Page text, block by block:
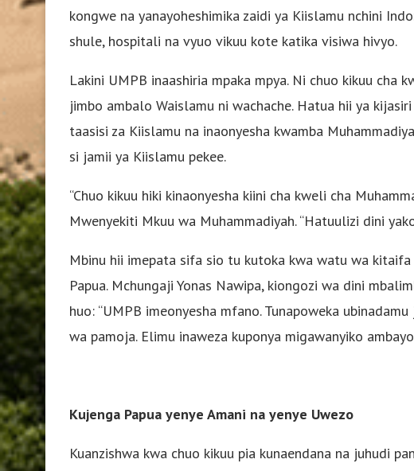
kongwe na yanayoheshimika zaidi ya Kiislamu nchini
shule, hospitali na vyuo vikuu kote katika visiwa hivyo.
Lakini UMPB inaashiria mpaka mpya. Ni chuo kikuu cha
jimbo ambalo Waislamu ni wachache. Hatua hii ya
taasisi za Kiislamu na inaonyesha kwamba
si jamii ya Kiislamu pekee.
“Chuo kikuu hiki kinaonyesha kiini cha kweli cha
Mwenyekiti Mkuu wa Muhammadiyah. “Hatuulizi dini
Mbinu hii imepata sifa sio tu kutoka kwa watu wa
Papua. Mchungaji Yonas Nawipa, kiongozi wa dini
huo: “UMPB imeonyesha mfano. Tunapoweka
wa pamoja. Elimu inaweza kuponya migawanyiko
Kujenga Papua yenye Amani na yenye Uwezo
Kuanzishwa kwa chuo kikuu pia kunaendana na juhudi